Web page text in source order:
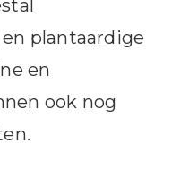
plantaardige
en
ook nog